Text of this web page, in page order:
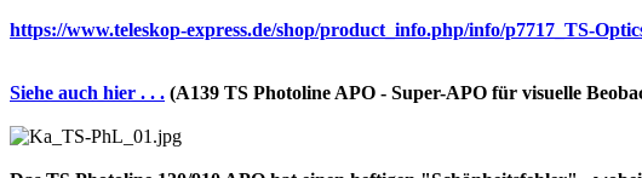
https://www.teleskop-express.de/shop/product_info.php/info/p7717_TS-
Siehe auch hier . . . (A139 TS Photoline APO - Super-APO für visuelle